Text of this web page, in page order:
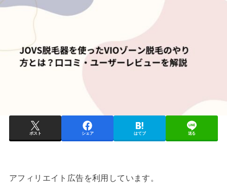
ポスト シェア はてブ 送る
アフィリエイト広告を利用しています。